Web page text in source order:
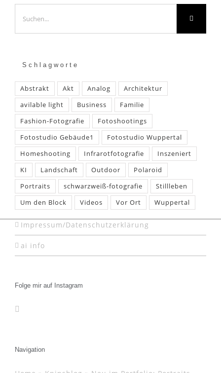
nach:
Schlagworte
Abstrakt Akt Analog
Architektur
avilable light
Business
Familie
Fashion-Fotografie
Fotoshootings
Fotostudio Gebäude1
Fotostudio Wuppertal
Homeshooting
Infrarotfotografie
Inszeniert
KI
Landschaft Outdoor
Polaroid
Portraits
schwarzweiß-fotografie
Stillleben
Um den Block
Videos Vor Ort Wuppertal
Impressum/Datenschutzerklärung
ai info
Folge mir auf Instagram
Navigation